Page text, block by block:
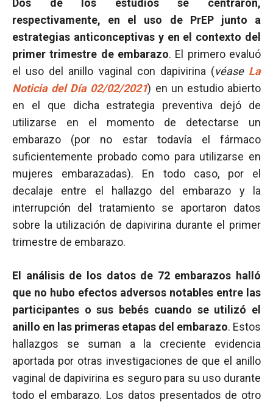
Dos de los estudios se centraron,
respectivamente, en el uso de PrEP junto a
estrategias anticonceptivas y en el contexto del
primer trimestre de embarazo. El primero evaluó
el uso del anillo vaginal con dapivirina (véase La
Noticia del Día 02/02/2021) en un estudio abierto
en el que dicha estrategia preventiva dejó de
utilizarse en el momento de detectarse un
embarazo (por no estar todavía el fármaco
suficientemente probado como para utilizarse en
mujeres embarazadas). En todo caso, por el
decalaje entre el hallazgo del embarazo y la
interrupción del tratamiento se aportaron datos
sobre la utilización de dapivirina durante el primer
trimestre de embarazo.
El análisis de los datos de 72 embarazos halló
que no hubo efectos adversos notables entre las
participantes o sus bebés cuando se utilizó el
anillo en las primeras etapas del embarazo. Estos
hallazgos se suman a la creciente evidencia
aportada por otras investigaciones de que el anillo
vaginal de dapivirina es seguro para su uso durante
todo el embarazo. Los datos presentados de otro